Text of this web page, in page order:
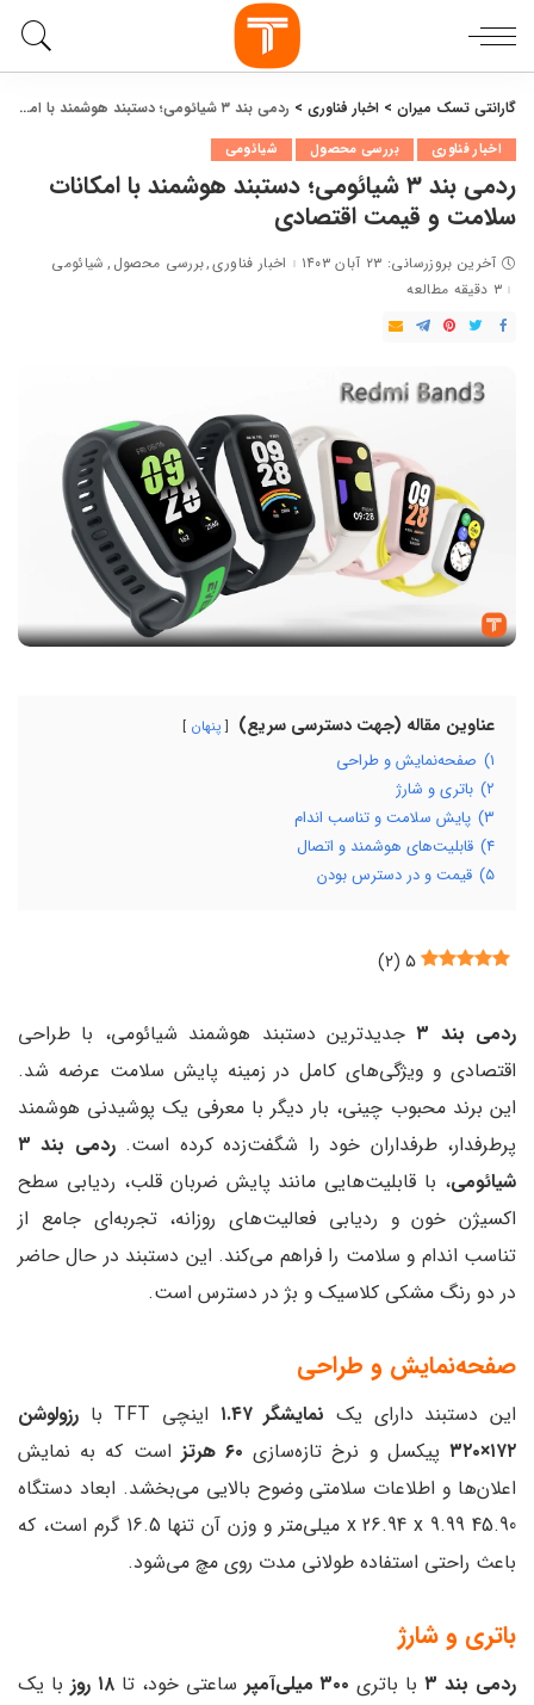
گارانتی تسک میران > اخبار فناوری > ردمی بند ۳ شیائومی؛ دستبند هوشمند با امکانات سلامت و قیمت اقتصادی
اخبار فناوری بررسی محصول شیائومی
ردمی بند ۳ شیائومی؛ دستبند هوشمند با امکانات
سلامت و قیمت اقتصادی
آخرین بروزرسانی: ۲۳ آبان ۱۴۰۳ اخبار فناوری بررسی محصول شیائومی
۳ دقیقه مطالعه
عناوین مقاله (جهت دسترسی سریع) پنهان
۱) صفحه‌نمایش و طراحی
۲) باتری و شارژ
۳) پایش سلامت و تناسب اندام
۴) قابلیت‌های هوشمند و اتصال
۵) قیمت و در دسترس بودن
۵ (۲)
ردمی بند ۳
جدیدترین دستبند هوشمند شیائومی، با طراحی
اقتصادی و ویژگی‌های کامل در زمینه پایش سلامت عرضه شد.
این برند محبوب چینی، بار دیگر با معرفی یک پوشیدنی هوشمند
پرطرفدار، طرفداران خود را شگفت‌زده کرده است.
ردمی بند ۳
شیائومی، با قابلیت‌هایی مانند پایش ضربان قلب، ردیابی سطح
اکسیژن خون و ردیابی فعالیت‌های روزانه، تجربه‌ای جامع از
تناسب اندام و سلامت را فراهم می‌کند. این دستبند در حال حاضر
در دو رنگ مشکی کلاسیک و بژ در دسترس است.
صفحه‌نمایش و طراحی
این دستبند دارای یک نمایشگر ۱.۴۷ اینچی TFT با
رزولوشن
۱۷۲×۳۲۰
پیکسل و نرخ تازه‌سازی ۶۰ هرتز
است که به نمایش
اعلان‌ها و اطلاعات سلامتی وضوح بالایی می‌بخشد. ابعاد دستگاه
45.90 x 26.94 x 9.99 میلی‌متر و وزن آن تنها 16.5 گرم است، که
باعث راحتی استفاده طولانی مدت روی مچ می‌شود.
باتری و شارژ
ردمی بند ۳ با باتری ۳۰۰ میلی‌آمپر ساعتی خود، تا۱۸ روز
با یک